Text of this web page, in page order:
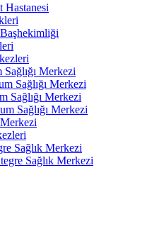
Merkezi
Sağlığı Merkezi
Sağlığı Merkezi
Sağlığı Merkezi
Sağlık Merkezi
Sağlık Merkezi